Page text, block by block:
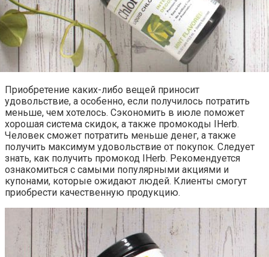
Приобретение каких-либо вещей приносит
удовольствие, а особенно, если получилось потратить
меньше, чем хотелось. Сэкономить в июле поможет
хорошая система скидок, а также промокоды IHerb.
Человек сможет потратить меньше денег, а также
получить максимум удовольствие от покупок. Следует
знать, как получить промокод IHerb. Рекомендуется
ознакомиться с самыми популярными акциями и
купонами, которые ожидают людей. Клиенты смогут
приобрести качественную продукцию.